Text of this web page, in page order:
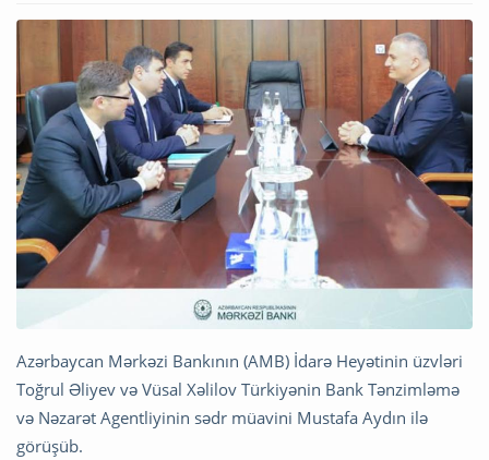
Azərbaycan Mərkəzi Bankının (AMB) İdarə Heyətinin üzvləri
Toğrul Əliyev və Vüsal Xəlilov Türkiyənin Bank Tənzimləmə
və Nəzarət Agentliyinin sədr müavini Mustafa Aydın ilə
görüşüb.